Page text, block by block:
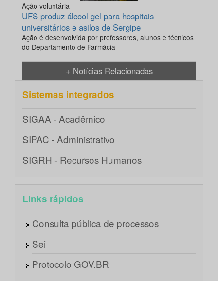
Ação voluntária
UFS produz álcool gel para hospitais
universitários e asilos de Sergipe
Ação é desenvolvida por professores, alunos e técnicos
do Departamento de Farmácia
+ Notícias Relacionadas
Sistemas integrados
SIGAA - Acadêmico
SIPAC - Administrativo
SIGRH - Recursos Humanos
Links rápidos
Consulta pública de processos
Sei
Protocolo GOV.BR